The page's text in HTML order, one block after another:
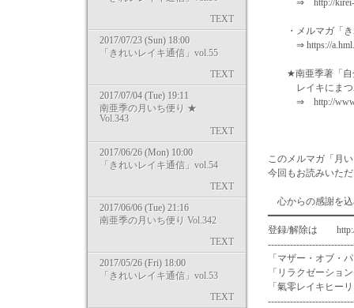
TEXT
2017/07/23 (Sun) 18:00
「きれいレイキ通信」vol.55
TEXT
2017/07/04 (Tue) 19:11
南亜季の月いち便り ★
Vol.343
TEXT
2017/06/26 (Mon) 10:00
「きれいレイキ通信」vol.54
TEXT
2017/06/06 (Tue) 21:16
南亜季の月いち便り Vol.342
TEXT
2017/05/26 (Fri) 18:00
「きれいレイキ通信」vol.53
TEXT
⇒ http://kirei-
・メルマガ「き
⇒ https://a.hml.jp/
★南亜季著「自
レイキにまつわ
⇒ http://
このメルマガ「月
今回もお読みいた
心からの感謝を
登録/解除は http://
「マザー・オ
「リラクゼーショ
「氣零レイキヒ